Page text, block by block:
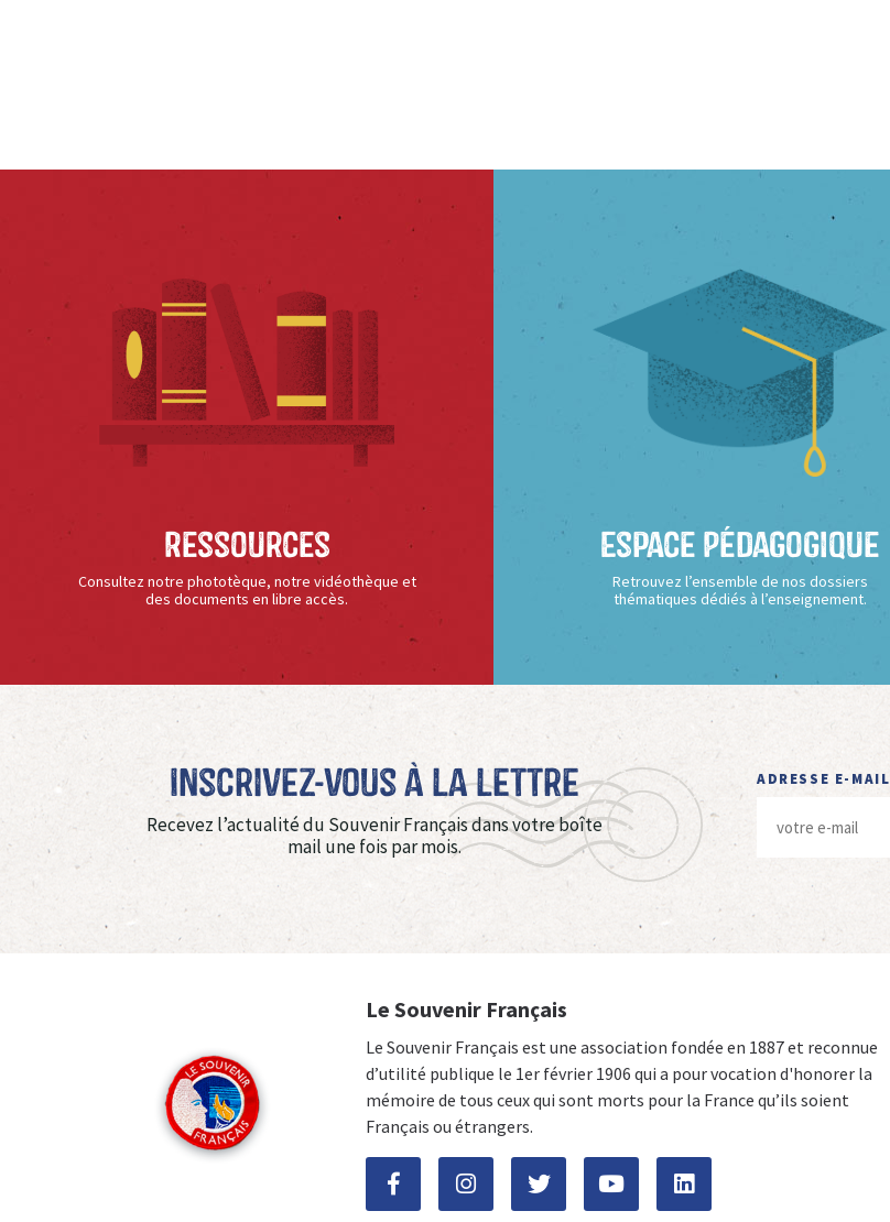
Ressources
Consultez notre phototèque, notre vidéothèque et
des documents en libre accès.
Espace Pédagogique
Retrouvez l’ensemble de nos dossiers
thématiques dédiés à l’enseignement.
Inscrivez-vous à La Lettre
Recevez l’actualité du Souvenir Français dans votre boîte
mail une fois par mois.
ADRESSE E-MAIL
Le Souvenir Français
Le Souvenir Français est une association fondée en 1887 et reconnue
d’utilité publique le 1er février 1906 qui a pour vocation d'honorer la
mémoire de tous ceux qui sont morts pour la France qu’ils soient
Français ou étrangers.